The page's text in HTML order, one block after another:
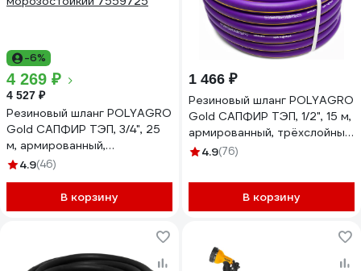
-6%
4 269 ₽
4 527 ₽
Резиновый шланг POLYAGRO
Gold САПФИР ТЭП, 3/4", 25
м, армированный,
трёхслойный,
4.9(46)
В корзину
1 466 ₽
Резиновый шланг POLYAGRO
Gold САПФИР ТЭП, 1/2", 15 м,
армированный, трёхслойный,
морозостойкий 7559415
4.9(76)
В корзину